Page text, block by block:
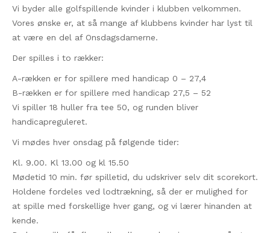
Vi byder alle golfspillende kvinder i klubben velkommen.
Vores ønske er, at så mange af klubbens kvinder har lyst til
at være en del af Onsdagsdamerne.
Der spilles i to rækker:
A-rækken er for spillere med handicap 0 – 27,4
B-rækken er for spillere med handicap 27,5 – 52
Vi spiller 18 huller fra tee 50, og runden bliver
handicapreguleret.
Vi mødes hver onsdag på følgende tider:
Kl. 9.00. Kl 13.00 og kl 15.50
Mødetid 10 min. før spilletid, du udskriver selv dit scorekort.
Holdene fordeles ved lodtrækning, så der er mulighed for
at spille med forskellige hver gang, og vi lærer hinanden at
kende.